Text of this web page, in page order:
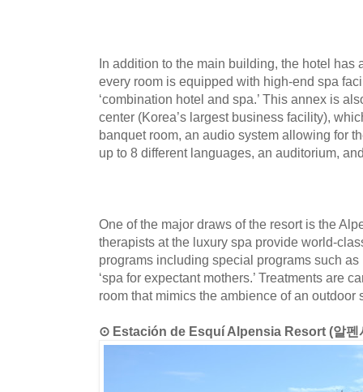
In addition to the main building, the hotel has
every room is equipped with high-end spa
‘combination hotel and spa.’ This annex is
center (Korea’s largest business facility),
banquet room, an audio system allowing for
up to 8 different languages, an auditorium,
One of the major draws of the resort is the
therapists at the luxury spa provide world-
programs including special programs such as
‘spa for expectant mothers.’ Treatments are
room that mimics the ambience of an outdoor
⊙ Estación de Esquí Alpensia Resort (알펜